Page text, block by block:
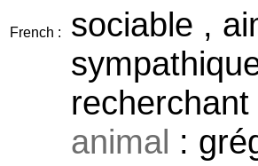
French :
sociable ,
animal :